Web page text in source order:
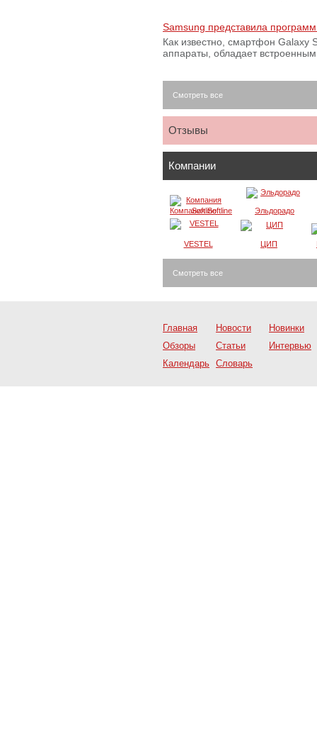
Samsung представила
Как известно, смартфон Galaxy
аппараты, обладает
Смотреть все
Отзывы
Компании
Компания Softline Эльдорадо
VESTEL ЦИП
Смотреть все
Главная Новости
Новинки
Обзоры
Статьи
Интервью
Календарь Словарь